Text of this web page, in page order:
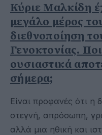
Κύριε Μαλκίδη
μεγάλο μέρος
διεθνοποίηση
Γενοκτονίας.
ουσιαστικά
σήμερα;
Είναι προφανές ότι η
στεγνή, απρόσωπη,
αλλά μια ηθική και